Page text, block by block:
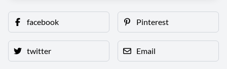
facebook Pinterest
twitter Email